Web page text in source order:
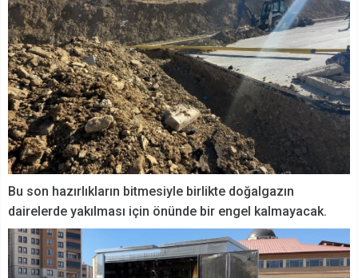
Bu son hazırlıkların bitmesiyle birlikte doğalgazın
dairelerde yakılması için önünde bir engel kalmayacak.